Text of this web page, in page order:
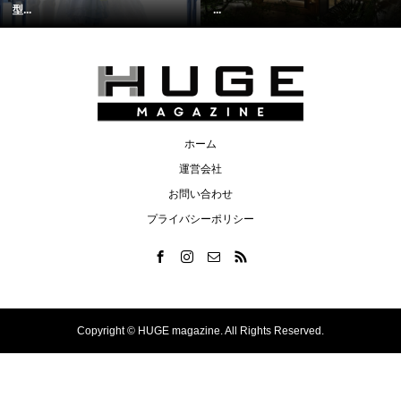
型...
...
ホーム
運営会社
お問い合わせ
プライバシーポリシー
Copyright © HUGE magazine. All Rights Reserved.